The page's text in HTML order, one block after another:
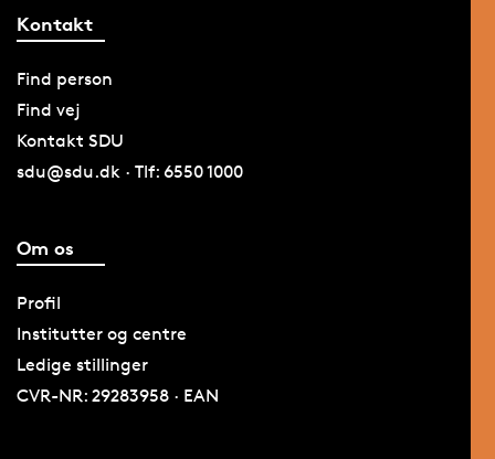
Kontakt
Find person
Find vej
Kontakt SDU
sdu@sdu.dk · Tlf: 6550 1000
Om os
Profil
Institutter og centre
Ledige stillinger
CVR-NR: 29283958 · EAN